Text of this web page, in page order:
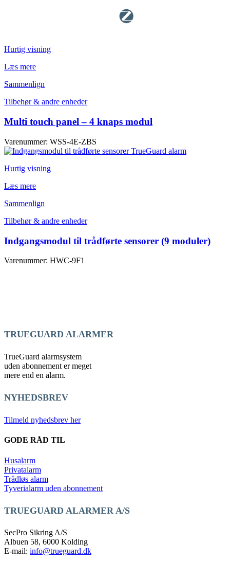
Hurtig visning
Læs mere
Sammenlign
Tilbehør & andre enheder
Multi touch panel – 4 knaps modul
Varenummer: WSS-4E-ZBS
Hurtig visning
Læs mere
Sammenlign
Tilbehør & andre enheder
Indgangsmodul til trådførte sensorer (9 moduler)
Varenummer: HWC-9F1
TRUEGUARD ALARMER
TrueGuard alarmsystem
uden abonnement er meget
mere end en alarm.
NYHEDSBREV
Tilmeld nyhedsbrev her
GODE RÅD TIL
Husalarm
Privatalarm
Trådløs alarm
Tyverialarm uden abonnement
TRUEGUARD ALARMER A/S
SecPro Sikring A/S
Albuen 58, 6000 Kolding
E-mail: info@trueguard.dk